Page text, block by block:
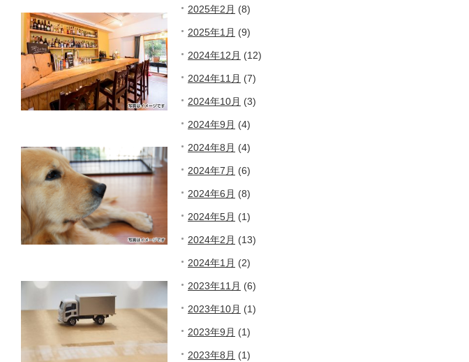
2025年2月 (8)
2025年1月 (9)
2024年12月 (12)
2024年11月 (7)
2024年10月 (3)
2024年9月 (4)
2024年8月 (4)
2024年7月 (6)
2024年6月 (8)
2024年5月 (1)
2024年2月 (13)
2024年1月 (2)
2023年11月 (6)
2023年10月 (1)
2023年9月 (1)
2023年8月 (1)